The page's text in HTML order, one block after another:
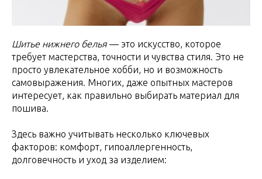
Шитье нижнего белья — это искусство, которое
требует мастерства, точности и чувства стиля. Это не
просто увлекательное хобби, но и возможность
самовыражения. Многих, даже опытных мастеров
интересует, как правильно выбирать материал для
пошива.
Здесь важно учитывать несколько ключевых
факторов: комфорт, гипоаллергенность,
долговечность и уход за изделием: